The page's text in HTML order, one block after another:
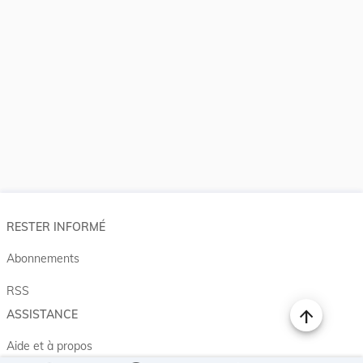
RESTER INFORMÉ
Abonnements
RSS
ASSISTANCE
Aide et à propos